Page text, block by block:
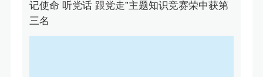
记使命 听党话 跟党走”主题知识竞赛荣中获第
三名